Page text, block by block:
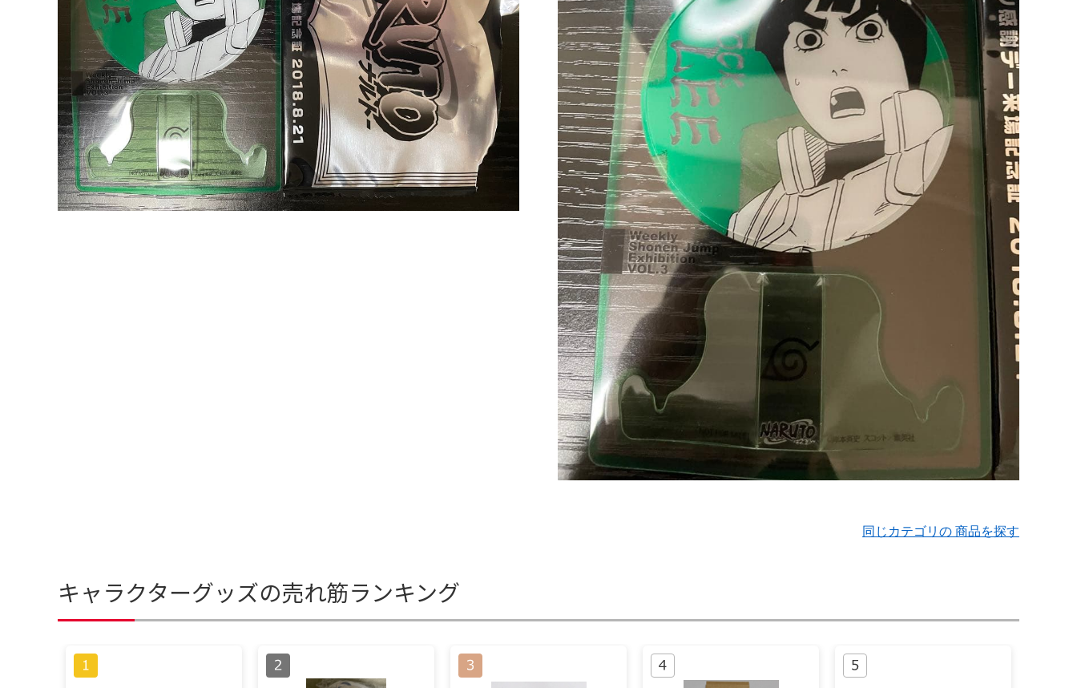
同じカテゴリの 商品を探す
キャラクターグッズの売れ筋ランキング